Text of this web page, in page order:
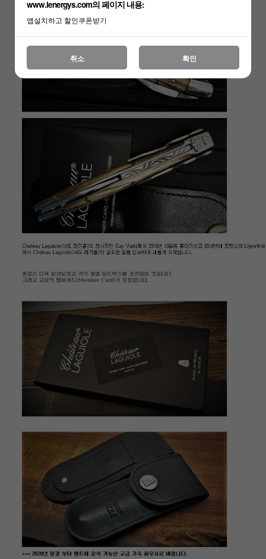
이코 라이프 하
www.lenergys.com의 페이지 내용:
앱설치하고 할인쿠폰받기
취소 확인